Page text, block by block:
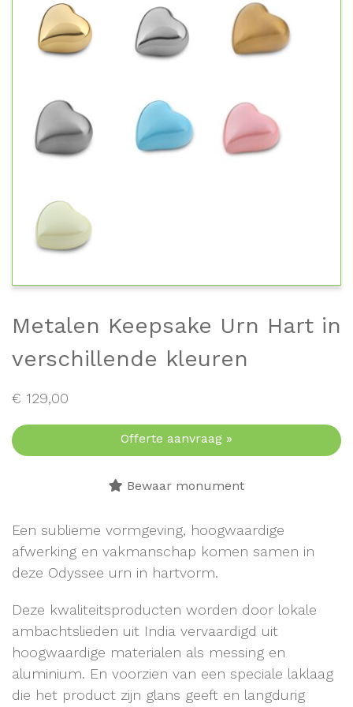
Metalen Keepsake Urn Hart in
verschillende kleuren
€ 129,00
Offerte aanvraag »
Bewaar monument
Een sublieme vormgeving, hoogwaardige
afwerking en vakmanschap komen samen in
deze Odyssee urn in hartvorm.
Deze kwaliteitsproducten worden door lokale
ambachtslieden uit India vervaardigd uit
hoogwaardige materialen als messing en
aluminium. En voorzien van een speciale laklaag
die het product zijn glans geeft en langdurig